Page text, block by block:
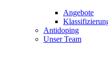
Angebote
Antidoping
Unser Team